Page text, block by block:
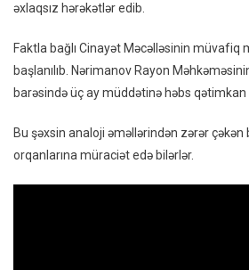
əxlaqsız hərəkətlər edib.
Faktla bağlı Cinayət Məcəlləsinin müvafiq
başlanılıb. Nərimanov Rayon
barəsində üç ay müddətinə həbs qətimkan
Bu şəxsin analoji əməllərindən zərər çəkən
orqanlarına müraciət edə bilərlər.